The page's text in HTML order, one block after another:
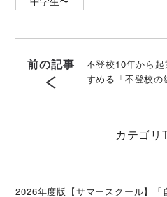
前の記事
不登校10年から
すめる「不登校の
カテゴリ
2026年度版【サマースクール】「